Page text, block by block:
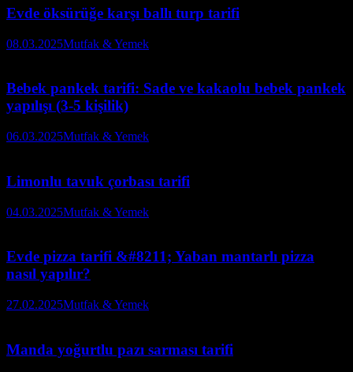
Evde öksürüğe karşı ballı turp tarifi
08.03.2025Mutfak & Yemek
Bebek pankek tarifi: Sade ve kakaolu bebek pankek
yapılışı (3-5 kişilik)
06.03.2025Mutfak & Yemek
Limonlu tavuk çorbası tarifi
04.03.2025Mutfak & Yemek
Evde pizza tarifi &#8211; Yaban mantarlı pizza
nasıl yapılır?
27.02.2025Mutfak & Yemek
Manda yoğurtlu pazı sarması tarifi